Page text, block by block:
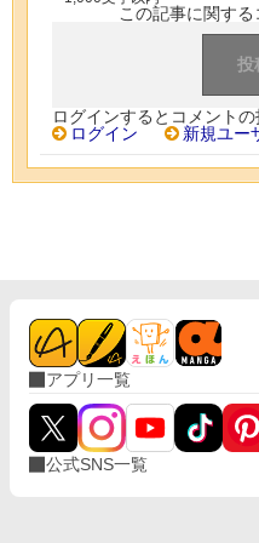
この記事に関す
ログインするとコメントの
ログイン
新規ユー
アプリ一覧
公式SNS一覧